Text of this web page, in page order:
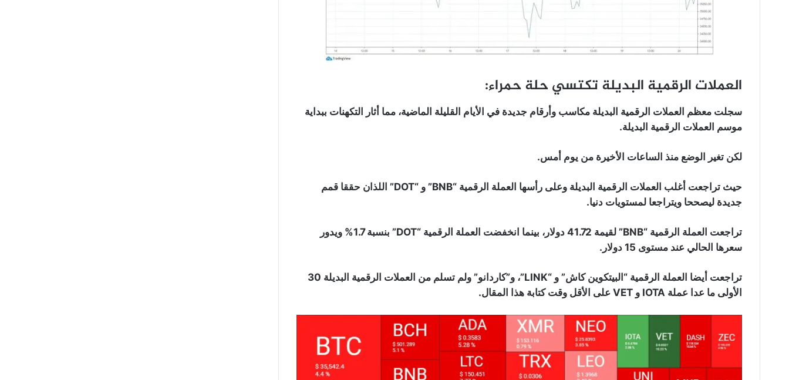
العملات الرقمية البديلة تكتسي حلة حمراء:
سجلت معظم العملات الرقمية البديلة مكاسب وأرقام جديدة في الأيام القليلة الماضية، مما أثار التكهنات ببداية
موسم العملات الرقمية البديلة.
لكن تغير الوضع منذ الساعات الأخيرة من يوم أمس.
حيث تراجعت أغلب العملات الرقمية البديلة وعلى رأسها العملة الرقمية “BNB” و “DOT” اللذان حققا قمم
جديدة ليصححا ويتراجعا لمستويات دنيا.
تراجعت العملة الرقمية “BNB” لقيمة 41.72 دولار، بينما انخفضت العملة الرقمية “DOT” بنسبة 1.7% ويدور
سعرها الحالي عند مستوى 15 دولار.
تراجعت أيضا العملة الرقمية “البيتكوين كاش” و “LINK”، و”كاردانو” ولم تسلم من العملات الرقمية البديلة 30
الأولى ما عدا عملة IOTA و VET على الأقل وقت كتابة هذا المقال.